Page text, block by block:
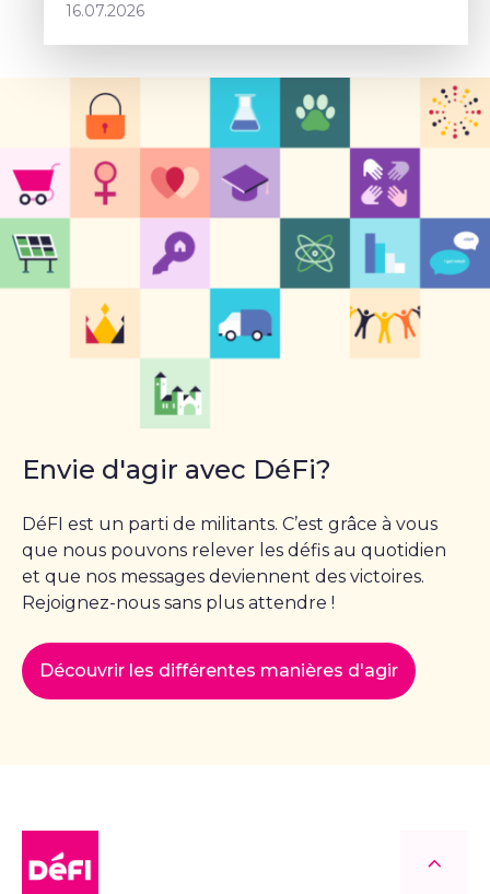
projet commun – Sophie Rohonyi
16.07.2026
Envie d'agir avec DéFi?
DéFI est un parti de militants. C’est grâce à vous
que nous pouvons relever les défis au quotidien
et que nos messages deviennent des victoires.
Rejoignez-nous sans plus attendre !
Découvrir les différentes manières d'agir